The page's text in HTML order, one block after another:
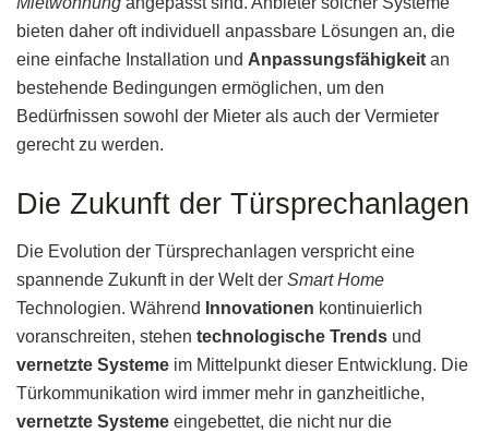
bieten daher oft individuell anpassbare Lösungen an, die
eine einfache Installation und Anpassungsfähigkeit an
bestehende Bedingungen ermöglichen, um den
Bedürfnissen sowohl der Mieter als auch der Vermieter
gerecht zu werden.
Die Zukunft der Türsprechanlagen
Die Evolution der Türsprechanlagen verspricht eine
spannende Zukunft in der Welt der Smart Home
Technologien. Während
Innovationen kontinuierlich
voranschreiten, stehen technologische Trends und
vernetzte Systeme im Mittelpunkt dieser Entwicklung. Die
Türkommunikation wird immer mehr in ganzheitliche,
vernetzte Systeme eingebettet, die nicht nur die